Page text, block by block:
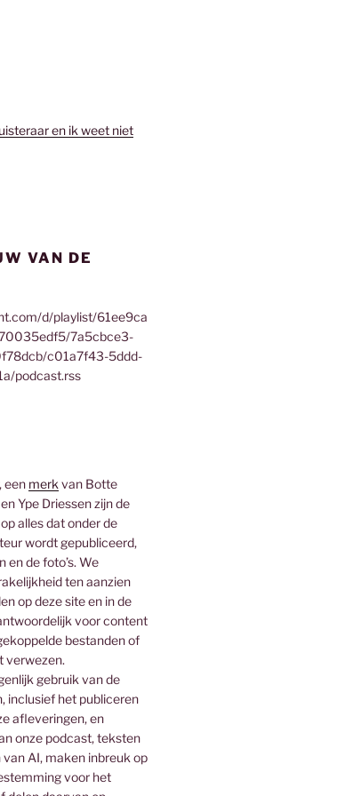
en ik weet niet
VAN DE
d/playlist/61ee9ca
7a5cbce3-
c01a7f43-5ddd-
podcast.rss
een merk van Botte
Ype Driessen zijn de
alles dat onder de
wordt gepubliceerd,
en de foto’s. We
ten aanzien
op deze site en in de
voor content
bestanden of
verwezen.
gebruik van de
inclusief het publiceren
afleveringen, en
onze podcast, teksten
AI, maken inbreuk op
voor het